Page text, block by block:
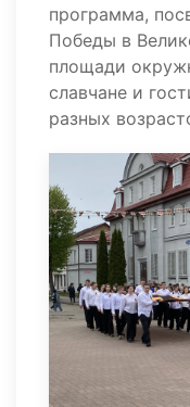
программа,
Победы в
площади
славчане и
разных